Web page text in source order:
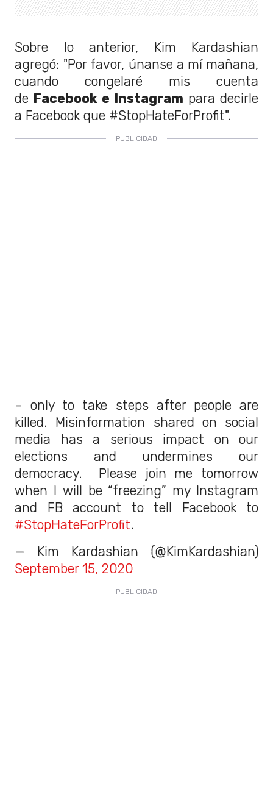
Sobre lo anterior, Kim Kardashian
agregó: "Por favor, únanse a mí mañana,
cuando congelaré mis cuenta
de Facebook e Instagram para decirle
a Facebook que #StopHateForProfit".
– only to take steps after people are
killed. Misinformation shared on social
media has a serious impact on our
elections and undermines our
democracy. Please join me tomorrow
when I will be “freezing” my Instagram
and FB account to tell Facebook to
#StopHateForProfit.
— Kim Kardashian (@KimKardashian)
September 15, 2020